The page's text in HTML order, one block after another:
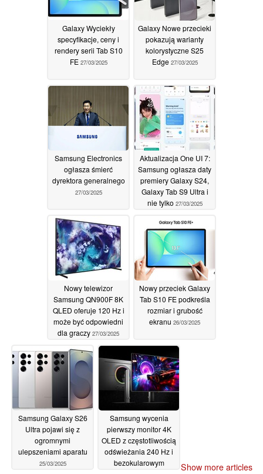
Galaxy Wyciekły
specyfikacje, ceny i
rendery serii Tab S10
FE 27/03/2025
Galaxy Nowe przecieki
pokazują warianty
kolorystyczne S25
Edge 27/03/2025
Samsung Electronics
ogłasza śmierć
dyrektora generalnego
27/03/2025
Aktualizacja One UI 7:
Samsung ogłasza daty
premiery Galaxy S24,
Galaxy Tab S9 Ultra i
nie tylko 27/03/2025
Nowy telewizor
Samsung QN900F 8K
QLED oferuje 120 Hz i
może być odpowiedni
dla graczy 27/03/2025
Nowy przeciek Galaxy
Tab S10 FE podkreśla
rozmiar i grubość
ekranu 26/03/2025
Samsung Galaxy S26
Ultra pojawi się z
ogromnymi
ulepszeniami aparatu
25/03/2025
Samsung wycenia
pierwszy monitor 4K
OLED z częstotliwością
odświeżania 240 Hz i
bezokularowym
Show more articles